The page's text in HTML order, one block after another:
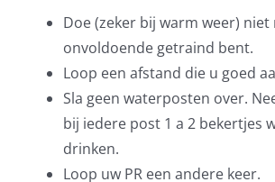
Doe (zeker bij warm weer) niet
onvoldoende getraind bent.
Loop een afstand die u goed
Sla geen waterposten over.
bij iedere post 1 a 2 bekertjes
drinken.
Loop uw PR een andere keer.